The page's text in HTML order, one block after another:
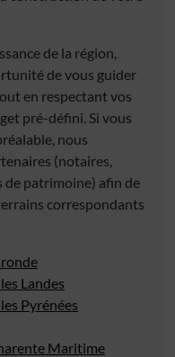
de la région,
de vous guider
en respectant vos
pré-défini. Si vous
nous
(notaires,
de patrimoine) afin de
correspondants
Landes
Pyrénées
Maritime